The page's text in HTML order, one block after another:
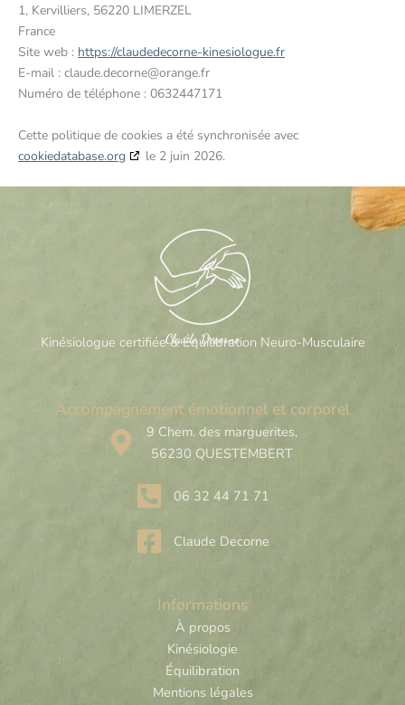
1, Kervilliers, 56220 LIMERZEL
France
Site web : https://claudedecorne-kinesiologue.fr
E-mail : claude.decorne@orange.fr
Numéro de téléphone : 0632447171
Cette politique de cookies a été synchronisée avec
cookiedatabase.org
le 2 juin 2026.
Claude Decorne
Kinésiologue certifiée & Équilibration Neuro-Musculaire
Accompagnement émotionnel et corporel
9 Chem. des marguerites,
56230 QUESTEMBERT
06 32 44 71 71
Claude Decorne
Informations
À propos
Kinésiologie
Équilibration
Mentions légales